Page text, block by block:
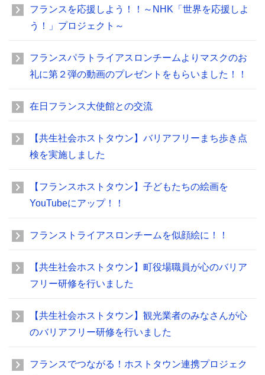
フランスを応援しよう！！～NHK「世界を応援しよ
う！」プロジェクト～
フランスパラトライアスロンチームよりマスクのお
礼に第２弾の動画のプレゼントをもらいました！！
在日フランス大使館との交流
【共生社会ホストタウン】バリアフリーまち歩き点
検を実施しました
【フランスホストタウン】子どもたちの絵画を
YouTubeにアップ！！
フランストライアスロンチームを似顔絵に！！
【共生社会ホストタウン】町役場職員が心のバリア
フリー研修を行いました
【共生社会ホストタウン】観光業者のみなさんが心
のバリアフリー研修を行いました
フランスでつながる！ホストタウン連携プロジェク